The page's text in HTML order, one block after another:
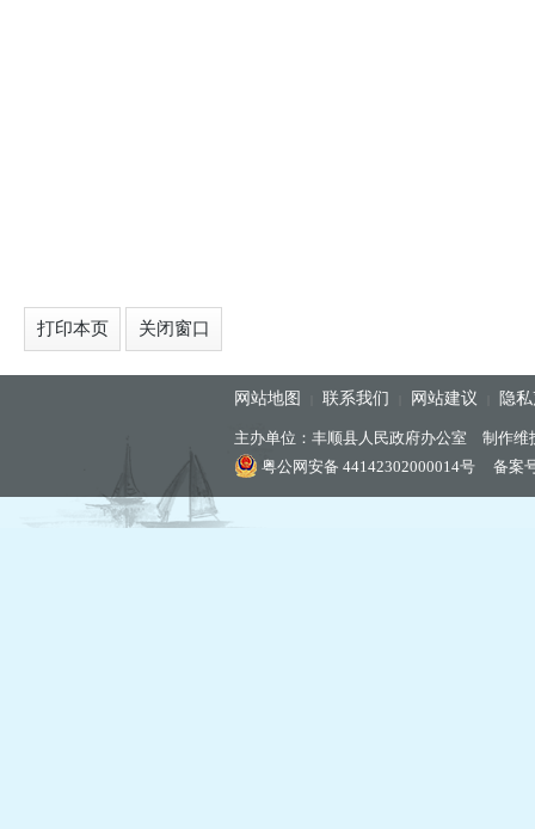
打印本页 关闭窗口
网站地图 联系我们 网站建议 隐
主办单位：丰顺县人民政府办公室 制作维
粤公网安备 44142302000014号
备案